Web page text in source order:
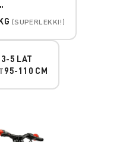
(SUPERLEKKI!)
3-5 LAT
95-110 CM